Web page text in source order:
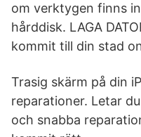
om verktygen finns
hårddisk. LAGA
kommit till din stad
Trasig skärm på din
reparationer. Letar
och snabba